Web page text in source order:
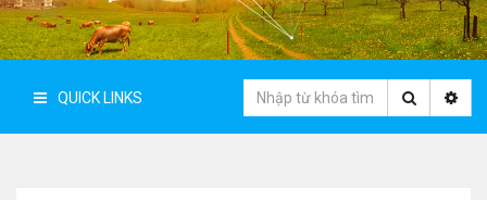
QUICK LINKS